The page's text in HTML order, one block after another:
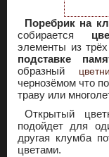
Поребрик на
собирается
элементы из
подставке
образный
чернозёмом что
траву или
Открытый
подойдет для
другая клумба
цветами.